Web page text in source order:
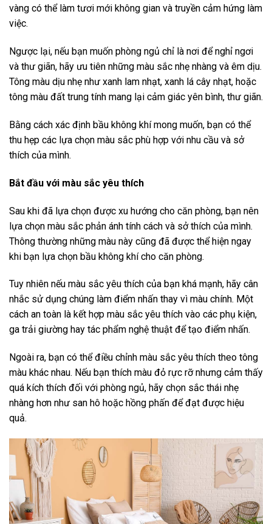
vàng có thể làm tươi mới không gian và truyền cảm hứng làm
việc.
Ngược lại, nếu bạn muốn phòng ngủ chỉ là nơi để nghỉ ngơi
và thư giãn, hãy ưu tiên những màu sắc nhẹ nhàng và êm dịu.
Tông màu dịu nhẹ như xanh lam nhạt, xanh lá cây nhạt, hoặc
tông màu đất trung tính mang lại cảm giác yên bình, thư giãn.
Bằng cách xác định bầu không khí mong muốn, bạn có thể
thu hẹp các lựa chọn màu sắc phù hợp với nhu cầu và sở
thích của mình.
Bắt đầu với màu sắc yêu thích
Sau khi đã lựa chọn được xu hướng cho căn phòng, bạn nên
lựa chọn màu sắc phản ánh tính cách và sở thích của mình.
Thông thường những màu này cũng đã được thể hiện ngay
khi bạn lựa chọn bầu không khí cho căn phòng.
Tuy nhiên nếu màu sắc yêu thích của bạn khá mạnh, hãy cân
nhắc sử dụng chúng làm điểm nhấn thay vì màu chính. Một
cách an toàn là kết hợp màu sắc yêu thích vào các phụ kiện,
ga trải giường hay tác phẩm nghệ thuật để tạo điểm nhấn.
Ngoài ra, bạn có thể điều chỉnh màu sắc yêu thích theo tông
màu khác nhau. Nếu bạn thích màu đỏ rực rỡ nhưng cảm thấy
quá kích thích đối với phòng ngủ, hãy chọn sắc thái nhẹ
nhàng hơn như san hô hoặc hồng phấn để đạt được hiệu
quả.